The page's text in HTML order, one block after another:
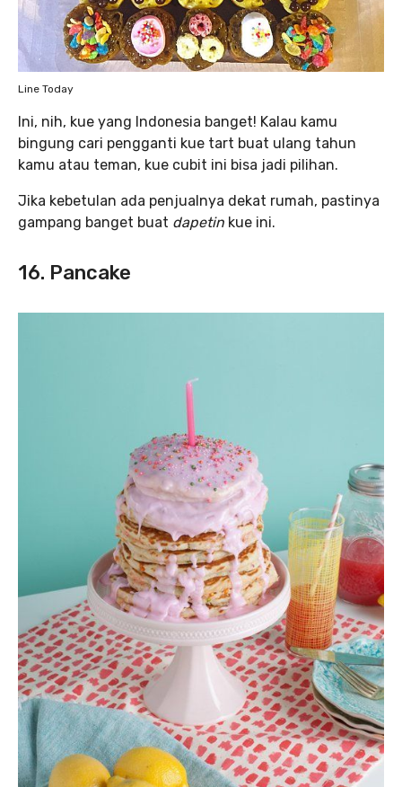
Line Today
Ini, nih, kue yang Indonesia banget! Kalau kamu
bingung cari pengganti kue tart buat ulang tahun
kamu atau teman, kue cubit ini bisa jadi pilihan.
Jika kebetulan ada penjualnya dekat rumah, pastinya
gampang banget buat dapetin kue ini.
16. Pancake